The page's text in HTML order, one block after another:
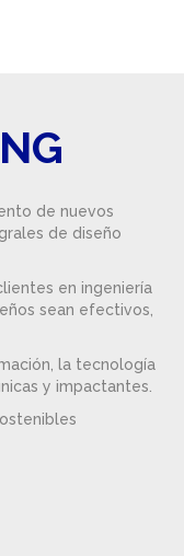
de nuevos
de diseño
en ingeniería
sean efectivos,
la tecnología
y impactantes.